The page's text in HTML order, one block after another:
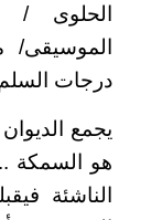
الحلوى /
الموسيقى/
درجات
يجمع
هو السمكة
الناشئة